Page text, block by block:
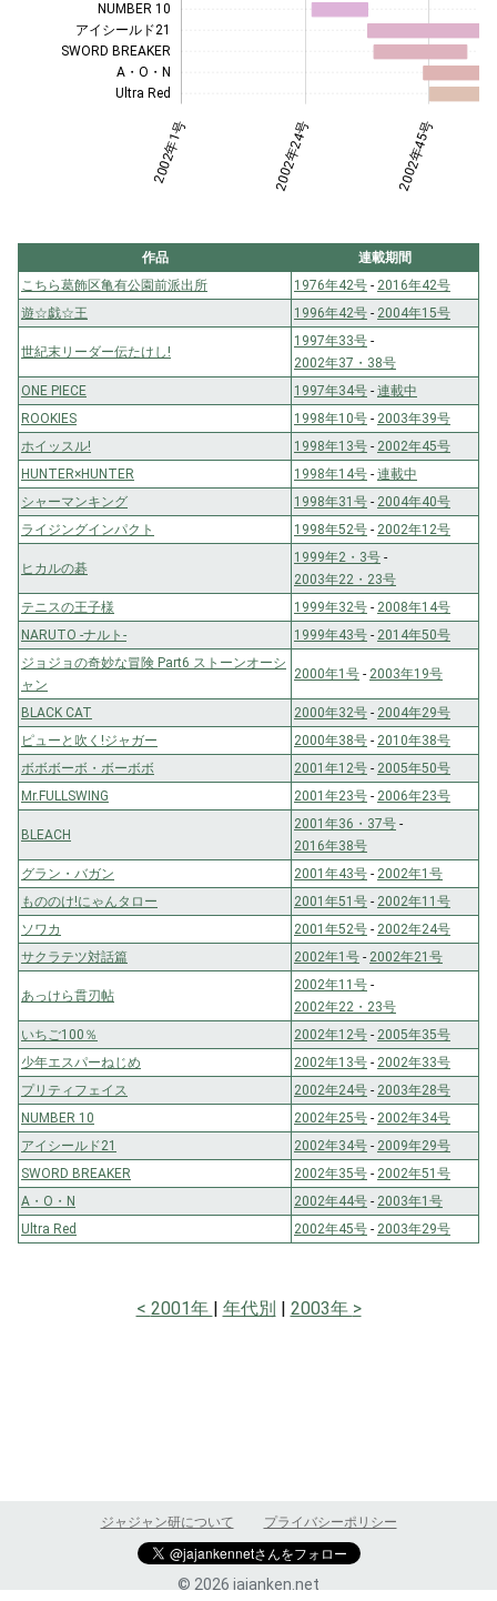
NUMBER 10
SWORD BREAKER
Ultra Red
アイシールド21
A・O・N
2002年1号 2002年24号 2002年45号
作品
連載期間
こちら葛飾区亀有公園前派出所
1976年42号 - 2016年42号
遊☆戯☆王
1996年42号 - 2004年15号
世紀末リーダー伝たけし!
1997年33号 -
2002年37・38号
ONE PIECE
1997年34号 - 連載中
ROOKIES
1998年10号 - 2003年39号
ホイッスル!
1998年13号 - 2002年45号
HUNTER×HUNTER
1998年14号 - 連載中
シャーマンキング
1998年31号 - 2004年40号
ライジングインパクト
1998年52号 - 2002年12号
ヒカルの碁
1999年2・3号 -
2003年22・23号
テニスの王子様
1999年32号 - 2008年14号
NARUTO -ナルト-
1999年43号 - 2014年50号
ジョジョの奇妙な冒険 Part6 ストーンオーシ
ャン
2000年1号 - 2003年19号
BLACK CAT 2000年32号 - 2004年29号
ピューと吹く!ジャガー
2000年38号 - 2010年38号
ボボボーボ・ボーボボ
2001年12号 - 2005年50号
Mr.FULLSWING
2001年23号 - 2006年23号
BLEACH
2001年36・37号 -
2016年38号
グラン・バガン
2001年43号 - 2002年1号
もののけ!にゃんタロー
2001年51号 - 2002年11号
ソワカ
2001年52号 - 2002年24号
サクラテツ対話篇
2002年1号 - 2002年21号
あっけら貫刃帖
2002年11号 -
2002年22・23号
いちご100％
2002年12号 - 2005年35号
少年エスパーねじめ
2002年13号 - 2002年33号
プリティフェイス
2002年24号 - 2003年28号
NUMBER 10
2002年25号 - 2002年34号
アイシールド21
2002年34号 - 2009年29号
SWORD BREAKER
2002年35号 - 2002年51号
A・O・N
2002年44号 - 2003年1号
Ultra Red
2002年45号 - 2003年29号
2001年 年代別 2003年
ジャジャン研について プライバシーポリシー
© 2026 jajanken.net